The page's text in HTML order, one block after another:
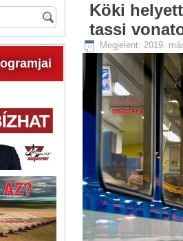
Köki
tassi
Megjelent: 2019.